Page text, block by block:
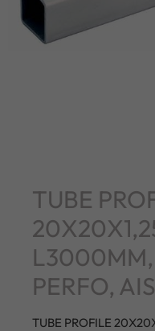
TUBE
PERFO,
TUBE PROFILE